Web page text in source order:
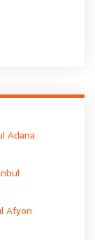
Adana
Afyon